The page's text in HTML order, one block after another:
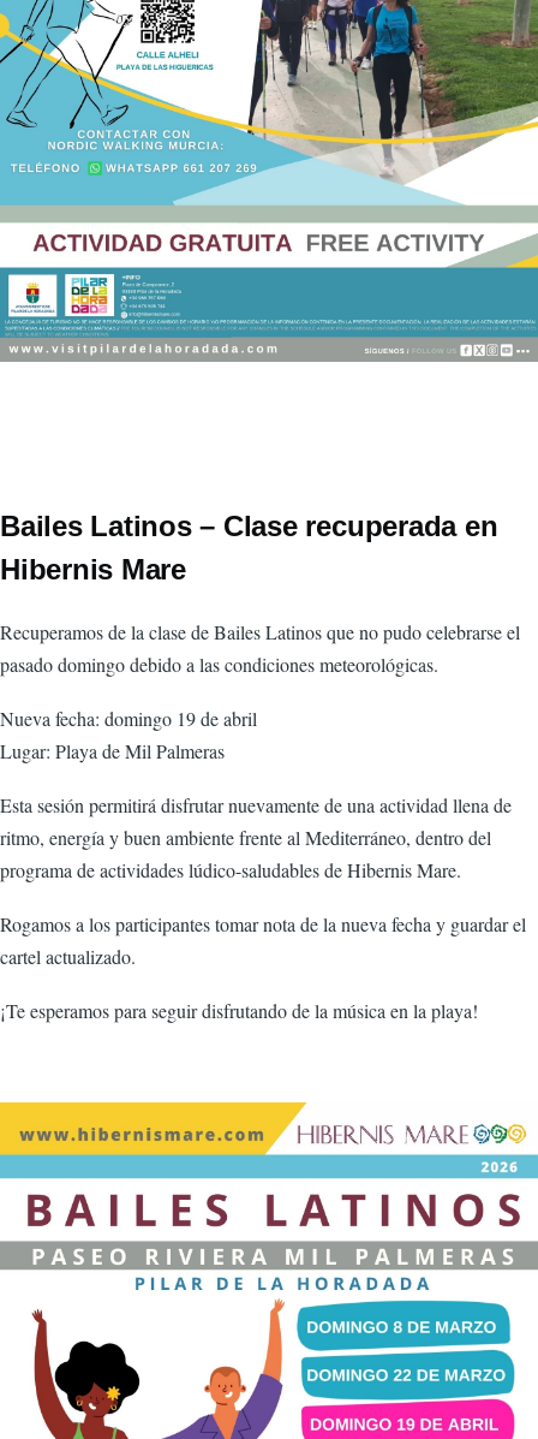
Bailes Latinos – Clase recuperada en
Hibernis Mare
Recuperamos de la clase de Bailes Latinos que no pudo celebrarse el
pasado domingo debido a las condiciones meteorológicas.
Nueva fecha: domingo 19 de abril
Lugar: Playa de Mil Palmeras
Esta sesión permitirá disfrutar nuevamente de una actividad llena de
ritmo, energía y buen ambiente frente al Mediterráneo, dentro del
programa de actividades lúdico-saludables de Hibernis Mare.
Rogamos a los participantes tomar nota de la nueva fecha y guardar el
cartel actualizado.
¡Te esperamos para seguir disfrutando de la música en la playa!